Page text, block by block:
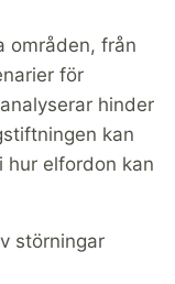
områden, från
för
hinder
kan
hur elfordon kan
störningar